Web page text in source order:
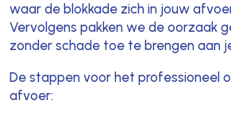
waar de blokkade zich in jouw
Vervolgens pakken we de oorzaak
zonder schade toe te brengen aan
De stappen voor het professioneel
afvoer: